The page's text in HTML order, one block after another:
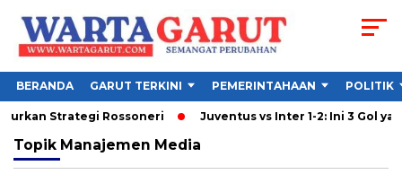
BERANDA GARUT TERKINI PEMERINTAHAAN POLITIK
Strategi Rossoneri Juventus vs Inter 1-2: Ini 3 Gol
Topik Manajemen Media